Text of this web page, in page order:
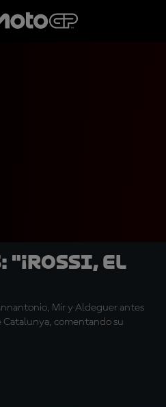
"¡Rossi, el
Mir y Aldeguer antes
Catalunya, comentando su